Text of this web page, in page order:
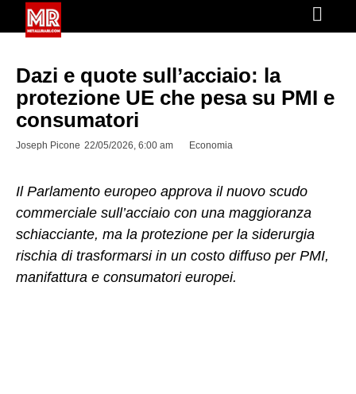
Dazi e quote sull’acciaio: la
protezione UE che pesa su PMI e
consumatori
Joseph Picone 22/05/2026, 6:00 am Economia
Il Parlamento europeo approva il nuovo scudo
commerciale sull’acciaio con una maggioranza
schiacciante, ma la protezione per la siderurgia
rischia di trasformarsi in un costo diffuso per PMI,
manifattura e consumatori europei.